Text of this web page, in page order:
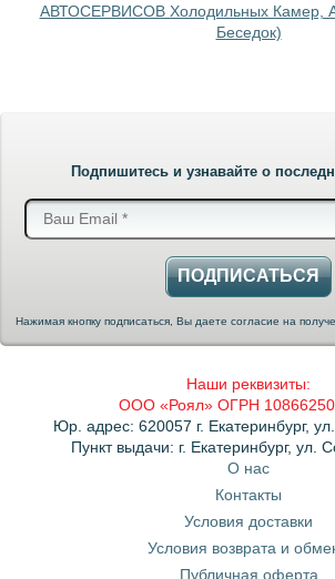
АВТОСЕРВИСОВ Холодильных Камер,
Беседок)
Подпишитесь и узнавайте о
ПОДПИСАТЬСЯ
Нажимая кнопку подписаться, Вы даете согласие на
Наши реквизиты:
ООО «Роял» ОГРН
Юр. адрес: 620057 г. Екатеринбург,
Пункт выдачи: г. Екатеринбург, ул.
О нас
Контакты
Условия доставки
Условия возврата и
Публичная оферта